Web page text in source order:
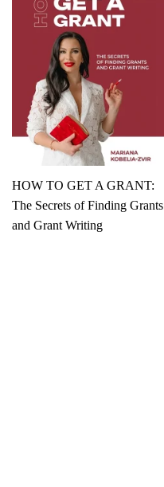
HOW TO GET A GRANT:
The Secrets of Finding Grants
and Grant Writing